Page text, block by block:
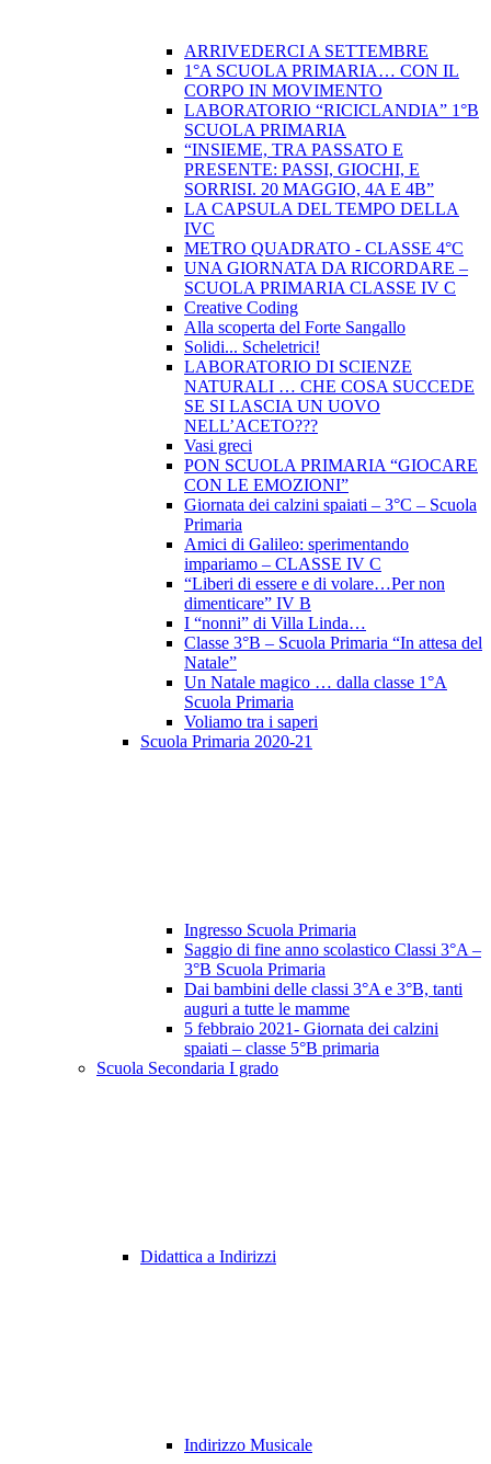
ARRIVEDERCI A SETTEMBRE
1°A SCUOLA PRIMARIA… CON IL
CORPO IN MOVIMENTO
LABORATORIO “RICICLANDIA” 1°B
SCUOLA PRIMARIA
“INSIEME, TRA PASSATO E
PRESENTE: PASSI, GIOCHI, E
SORRISI. 20 MAGGIO, 4A E 4B”
LA CAPSULA DEL TEMPO DELLA
IVC
METRO QUADRATO - CLASSE 4°C
UNA GIORNATA DA RICORDARE –
SCUOLA PRIMARIA CLASSE IV C
Creative Coding
Alla scoperta del Forte Sangallo
Solidi... Scheletrici!
LABORATORIO DI SCIENZE
NATURALI … CHE COSA SUCCEDE
SE SI LASCIA UN UOVO
NELL’ACETO???
Vasi greci
PON SCUOLA PRIMARIA “GIOCARE
CON LE EMOZIONI”
Giornata dei calzini spaiati – 3°C – Scuola
Primaria
Amici di Galileo: sperimentando
impariamo – CLASSE IV C
“Liberi di essere e di volare…Per non
dimenticare” IV B
I “nonni” di Villa Linda…
Classe 3°B – Scuola Primaria “In attesa del
Natale”
Un Natale magico … dalla classe 1°A
Scuola Primaria
Voliamo tra i saperi
Scuola Primaria 2020-21
Ingresso Scuola Primaria
Saggio di fine anno scolastico Classi 3°A –
3°B Scuola Primaria
Dai bambini delle classi 3°A e 3°B, tanti
auguri a tutte le mamme
5 febbraio 2021- Giornata dei calzini
spaiati – classe 5°B primaria
Scuola Secondaria I grado
Didattica a Indirizzi
Indirizzo Musicale